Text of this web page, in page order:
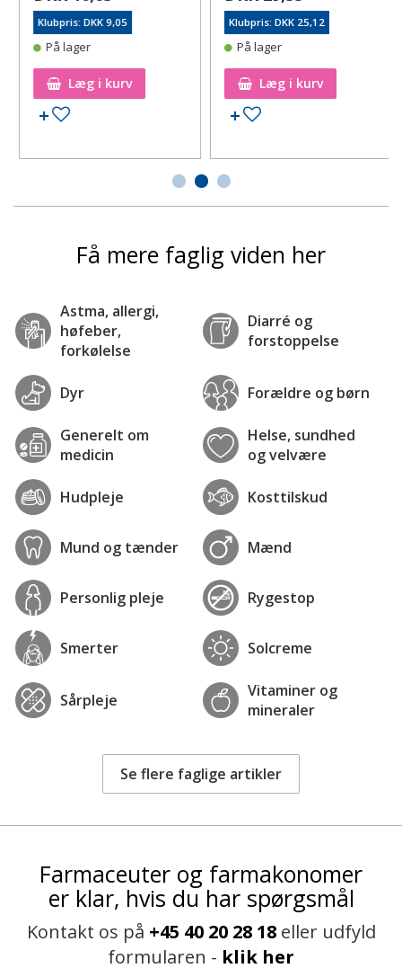
Klubpris: DKK 9,05
På lager
Læg i kurv
Tilføj til ønskeseddel
Klubpris: DKK 25,12
På lager
Læg i kurv
Tilføj til ønskeseddel
Få mere faglig viden her
Astma, allergi,
høfeber,
forkølelse
Diarré og
forstoppelse
Dyr Forældre og børn
Generelt om
medicin
Helse, sundhed
og velvære
Hudpleje Kosttilskud
Mund og tænder Mænd
Personlig pleje Rygestop
Smerter Solcreme
Sårpleje
Vitaminer og
mineraler
Se flere faglige artikler
Farmaceuter og farmakonomer
er klar, hvis du har spørgsmål
Kontakt os på +45 40 20 28 18eller udfyld
formularen - klik her